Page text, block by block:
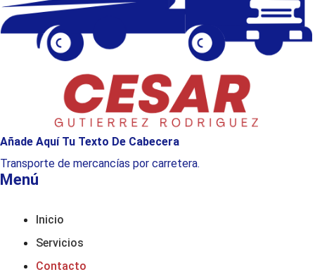
Añade Aquí Tu Texto De Cabecera
Transporte de mercancías por carretera.
Menú
Inicio
Servicios
Contacto